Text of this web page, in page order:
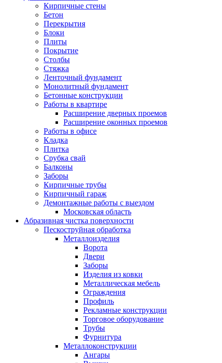
Кирпичные стены
Бетон
Перекрытия
Блоки
Плиты
Покрытие
Столбы
Стяжка
Ленточный фундамент
Монолитный фундамент
Бетонные конструкции
Работы в квартире
Расширение дверных проемов
Расширение оконных проемов
Работы в офисе
Кладка
Плитка
Срубка свай
Балконы
Заборы
Кирпичные трубы
Кирпичный гараж
Демонтажные работы с выездом
Московская область
Абразивная чистка поверхности
Пескоструйная обработка
Металлоизделия
Ворота
Двери
Заборы
Изделия из ковки
Металлическая мебель
Ограждения
Профиль
Рекламные конструкции
Торговое оборудование
Трубы
Фурнитура
Металлоконструкции
Ангары